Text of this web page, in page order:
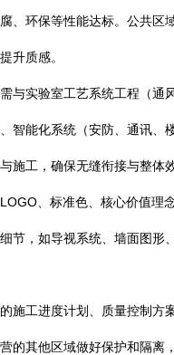
、环保等性能达标。公共区
升质感。
与实验室工艺系统工程（通
智能化系统（安防、通讯、
施工，确保无缝衔接与整体效
LOGO、标准色、核心价值理
节，如导视系统、墙面图形
的施工进度计划、质量控制方
的其他区域做好保护和隔离